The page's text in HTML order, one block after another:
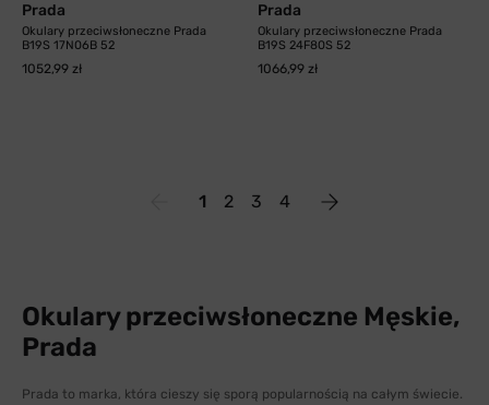
Prada
Okulary przeciwsłoneczne Prada
B19S 17N06B 52
1052,99 zł
Prada
Okulary przeciwsłoneczne Prada
B19S 24F80S 52
1066,99 zł
1 2 3 4
Okulary przeciwsłoneczne Męskie,
Prada
Prada to marka, która cieszy się sporą popularnością na całym świecie.